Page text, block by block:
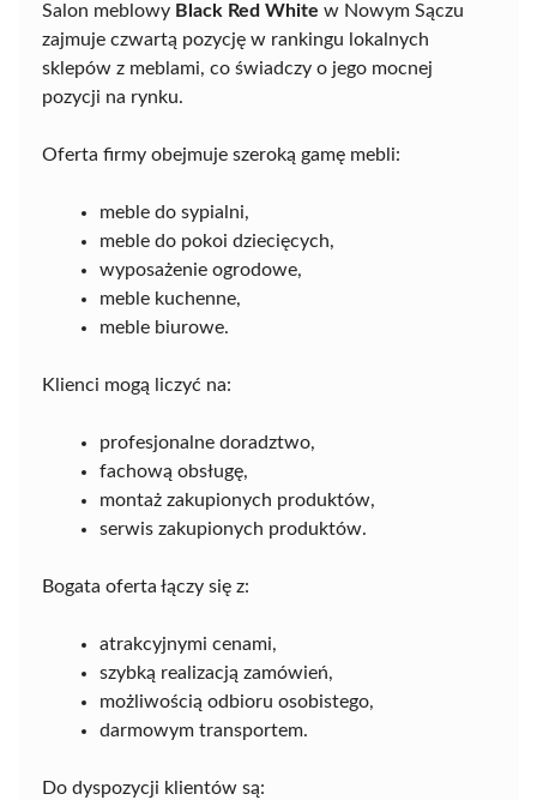
Salon meblowy Black Red White w Nowym Sączu
zajmuje czwartą pozycję w rankingu lokalnych
sklepów z meblami, co świadczy o jego mocnej
pozycji na rynku.
Oferta firmy obejmuje szeroką gamę mebli:
meble do sypialni,
meble do pokoi dziecięcych,
wyposażenie ogrodowe,
meble kuchenne,
meble biurowe.
Klienci mogą liczyć na:
profesjonalne doradztwo,
fachową obsługę,
montaż zakupionych produktów,
serwis zakupionych produktów.
Bogata oferta łączy się z:
atrakcyjnymi cenami,
szybką realizacją zamówień,
możliwością odbioru osobistego,
darmowym transportem.
Do dyspozycji klientów są: